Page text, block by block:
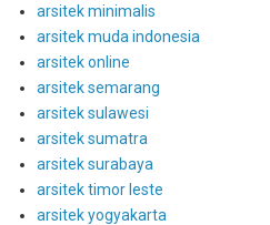
arsitek minimalis
arsitek muda indonesia
arsitek online
arsitek semarang
arsitek sulawesi
arsitek sumatra
arsitek surabaya
arsitek timor leste
arsitek yogyakarta